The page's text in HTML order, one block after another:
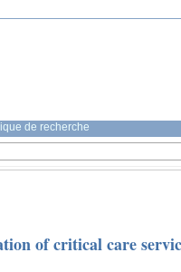
de recherche
of critical care